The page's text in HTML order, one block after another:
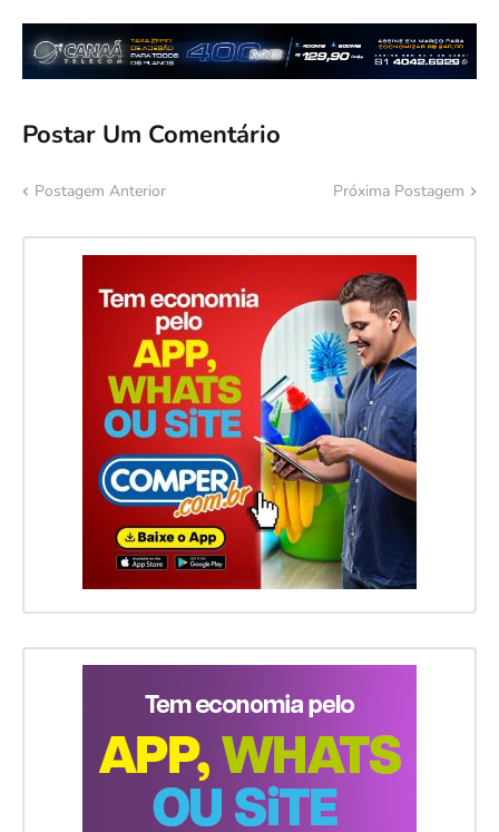
Postar Um Comentário
Postagem Anterior Próxima Postagem